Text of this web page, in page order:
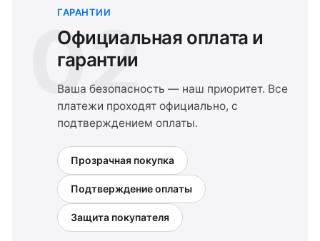
02
ГАРАНТИИ
Официальная оплата и
гарантии
Ваша безопасность — наш приоритет. Все
платежи проходят официально, с
подтверждением оплаты.
Прозрачная покупка
Подтверждение оплаты
Защита покупателя